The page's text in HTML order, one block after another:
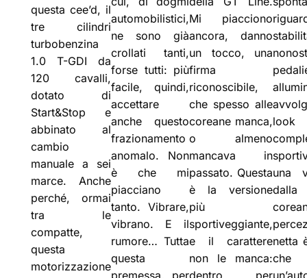
questa cee’d, il
tre cilindri
turbobenzina
1.0 T-GDI da
120 cavalli,
dotato di
Start&Stop e
abbinato al
cambio
manuale a sei
marce. Anche
perché, ormai
tra le
compatte,
questa
motorizzazione
automobilistici,
ne sono già
crollati tanti,
forse tutti: più
facile, quindi,
accettare
anche questo
frazionamento
anomalo. Non
è che mi
piacciano
tanto. Vibrare,
vibrano. E il
rumore… Tutta
questa
premessa, per
Mi piacciono
ancora, danno
un tocco, una
firma
riconoscibile,
che spesso alle
coreane manca,
o almeno
mancava in
passato. Questa
è la versione
più
sportiveggiante,
e il carattere
non le manca:
dentro per
look
una
dalla
netta
che